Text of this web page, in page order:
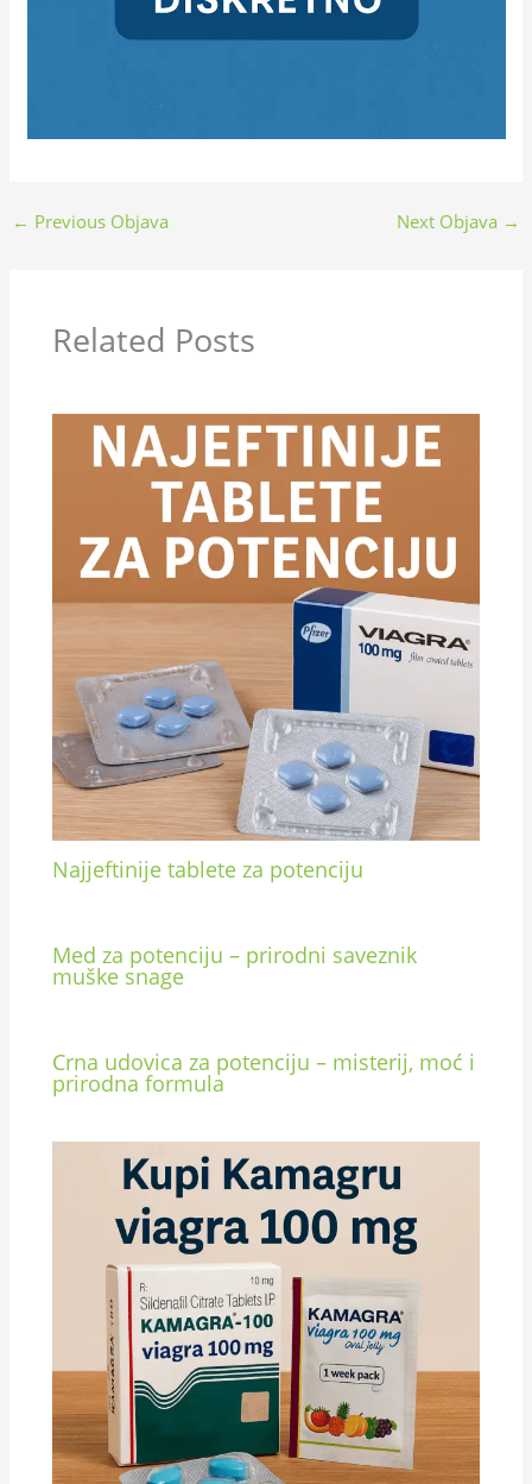
← Previous Objava Next Objava →
Related Posts
Najjeftinije tablete za potenciju
Med za potenciju – prirodni saveznik
muške snage
Crna udovica za potenciju – misterij, moć i
prirodna formula